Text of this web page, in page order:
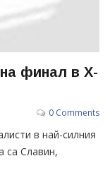
финал в X-
0 Comments
в най-силния
са Славин,